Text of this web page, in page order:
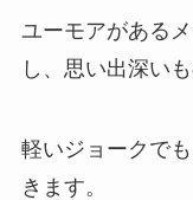
ユーモアがある
し、思い出深い
軽いジョークで
きます。